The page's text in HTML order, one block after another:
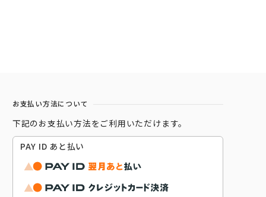
お支払い方法について
下記のお支払い方法をご利用いただけます。
PAY ID あと払い